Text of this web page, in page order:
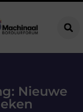
Nieuwe